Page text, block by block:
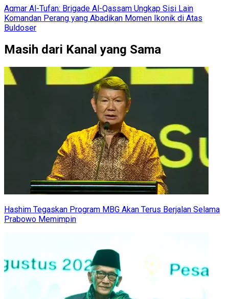
Aqmar Al-Tufan: Brigade Al-Qassam Ungkap Sisi Lain
Komandan Perang yang Abadikan Momen Ikonik di Atas
Buldoser
Masih dari Kanal yang Sama
Hashim Tegaskan Program MBG Akan Terus Berjalan Selama
Prabowo Memimpin